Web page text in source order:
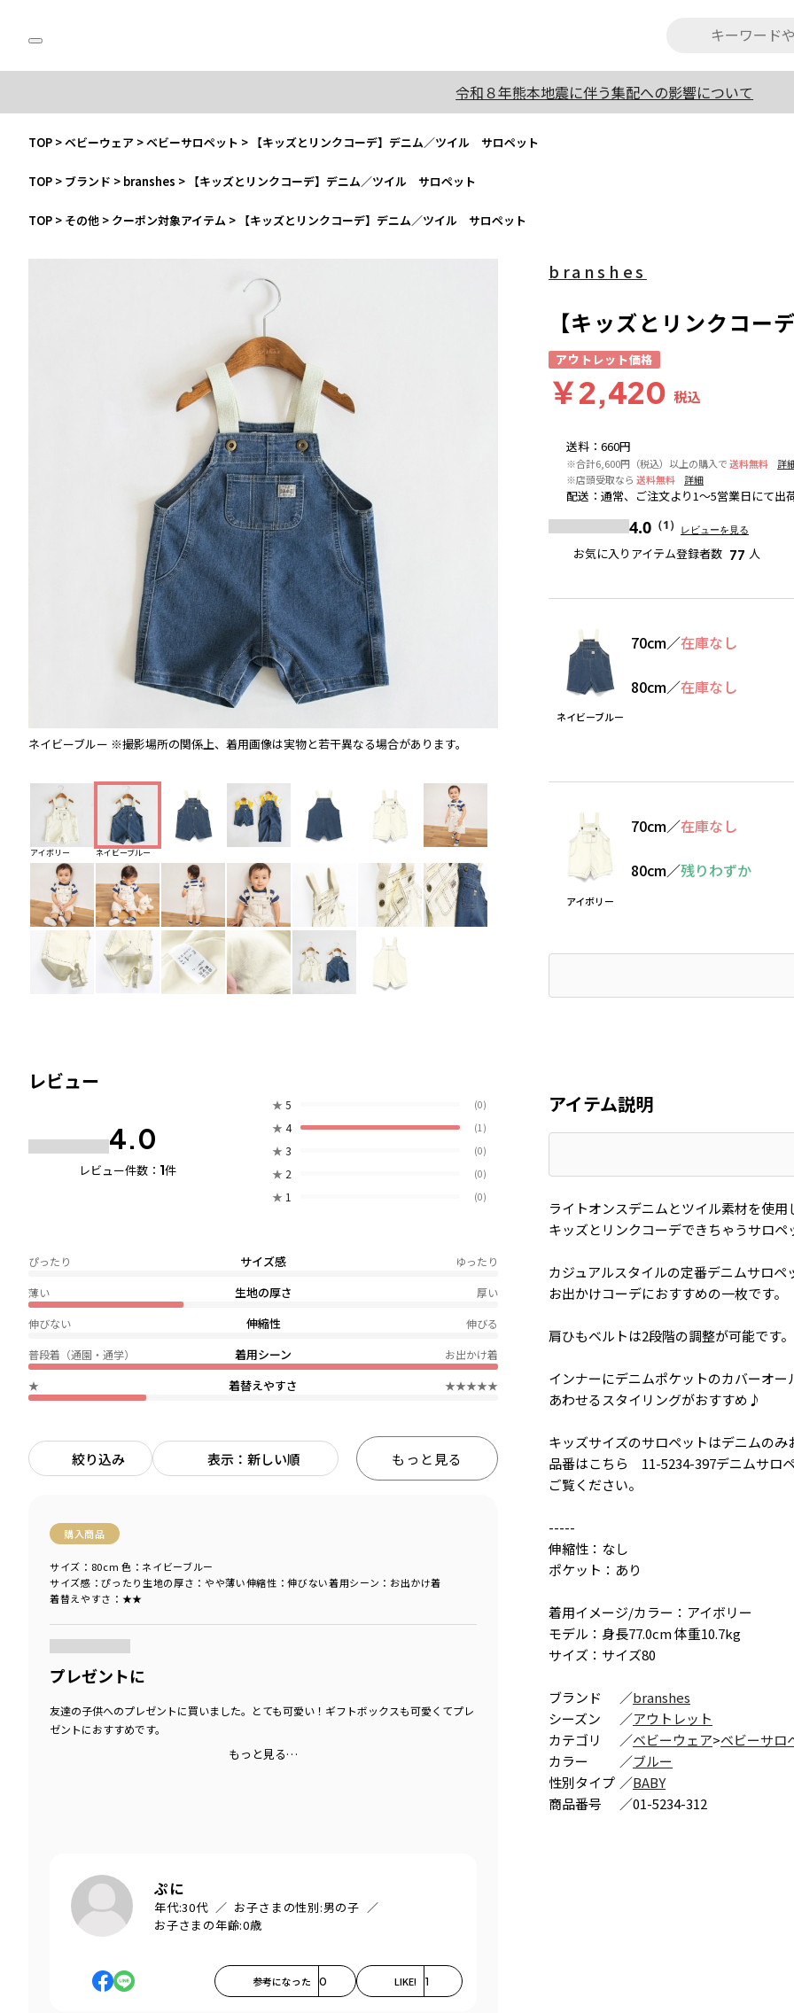
令和８年熊本地震に伴う集配への影響について
TOP >ベビーウェア >ベビーサロペット > 【キッズとリンクコーデ】デニム／ツイル サロペット
TOP > ブランド > branshes > 【キッズとリンクコーデ】デニム／ツイル サロペット
TOP > その他 > クーポン対象アイテム > 【キッズとリンクコーデ】デニム／ツイル サロペット
ネイビーブルー ※撮影場所の関係上、着用画像は実物と若干異なる場合があります。
アイボリー ネイビーブルー
レビュー
4.0
レビュー件数： 1件
★ 5 (0)
★ 4 (1)
★ 3 (0)
★ 2 (0)
★ 1 (0)
サイズ感
ぴったり ゆったり
生地の厚さ
薄い 厚い
伸縮性
伸びない 伸びる
着用シーン
普段着（通園・通学） お出かけ着
着替えやすさ
★ ★★★★★
絞り込み 表示：新しい順 もっと見る
購入商品
サイズ感 ：ぴったり 生地の厚さ ：やや薄い伸縮性 ：伸びない着用シーン ：お出かけ着
着替えやすさ ：★★
サイズ：80cm 色：ネイビーブルー
プレゼントに
友達の子供へのプレゼントに買いました。とても可愛い！ギフトボックスも可愛くてプレ
ゼントにおすすめです。
もっと見る…
ぷに
年代:30代 お子さまの性別:男の子
お子さまの年齢:0歳
参考になった 0 LIKE! 1
送料 ： 660円
※合計6,600円（税込）以上の購入で送料無料
詳
※店頭受取なら 送料無料 詳細
配送 ： 通常、ご注文より1～5営業日にて出
4.0 （1） レビューを見る
お気に入りアイテム登録者数 77 人
branshes
【キッズとリンクコ
アウトレット価格
￥2,420 税込
ネイビーブルー
70cm／在庫なし
80cm／在庫なし
アイボリー
70cm／在庫なし
80cm／残りわずか
アイテム説明
ライトオンスデニムとツイル素材を使用
キッズとリンクコーデできちゃうサロペ
カジュアルスタイルの定番デニムサロペ
お出かけコーデにおすすめの一枚です。
肩ひもベルトは2段階の調整が可能です。
インナーにデニムポケットのカバーオー
あわせるスタイリングがおすすめ♪
キッズサイズのサロペットはデニムのみ
品番はこちら 11-5234-397デニムサロ
ご覧ください。
-----
伸縮性：なし
ポケット：あり
着用イメージ/カラー：アイボリー
モデル：身長77.0cm 体重10.7kg
サイズ：サイズ80
ブランド ／branshes
シーズン
／アウトレット
カテゴリ
／ベビーウェア>ベビーサロ
カラー
／ブルー
性別タイプ ／BABY
商品番号
／01-5234-312